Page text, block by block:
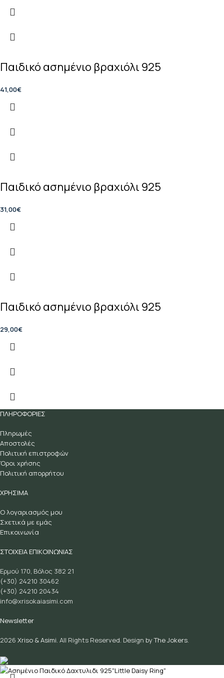
Παιδικό ασημένιο βραχιόλι 925
41,00€
Παιδικό ασημένιο βραχιόλι 925
31,00€
Παιδικό ασημένιο βραχιόλι 925
29,00€
ΠΛΗΡΟΦΟΡΙΕΣ
Πληρωμές
Αποστολές
Πολιτική επιστροφών
Όροι χρήσης
Πολιτική απορρήτου
ΧΡΗΣΙΜΑ
Ο λογαριασμός μου
Σχετικά με εμάς
Επικοινωνία
ΣΤΟΙΧΕΙΑ ΕΠΙΚΟΙΝΩΝΙΑΣ
Ερμού 170, Βόλος 382 21
(+30) 24210 30462
(+30) 24210 20434
info@xrisokaiasimi.com
Newsletter
2026 Xriso & Asimi. All Rights Reserved. Design byThe Jokers.